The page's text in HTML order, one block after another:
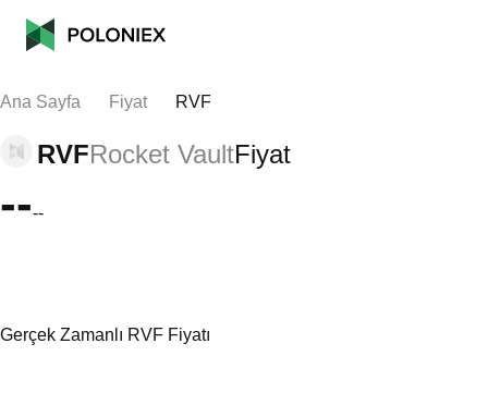
Ana Sayfa Fiyat RVF
RVFRocket VaultFiyat
----
Gerçek Zamanlı RVF Fiyatı